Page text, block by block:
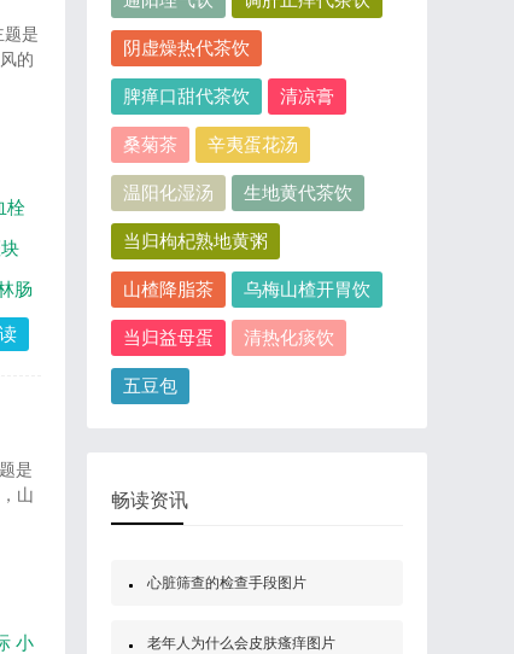
题是
的
栓
肠
是
山
小
阴虚燥热代茶饮
脾瘅口甜代茶饮 清凉膏
桑菊茶 辛夷蛋花汤
温阳化湿汤 生地黄代茶饮
当归枸杞熟地黄粥
山楂降脂茶 乌梅山楂开胃饮
当归益母蛋 清热化痰饮
五豆包
畅读资讯
心脏筛查的检查手段图片
老年人为什么会皮肤瘙痒图片